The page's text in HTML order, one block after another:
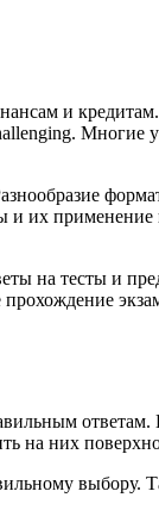
и
Многие
и их
на тесты и
ответам.
на них
выбору.